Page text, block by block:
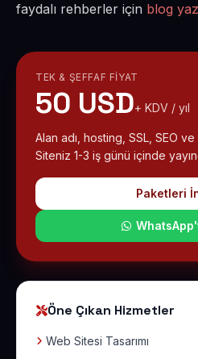
faydalı rehberler için blog
TEK & ŞEFFAF FIYAT
50 USD+ KDV / yıl
Alan adı, hosting, SSL, SEO
Siteniz 1-3 iş günü içinde
Paketleri
Öne Çıkan Hizmetler
Web Sitesi Tasarımı